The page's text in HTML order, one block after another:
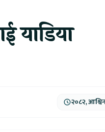
याडिया
२०८२,